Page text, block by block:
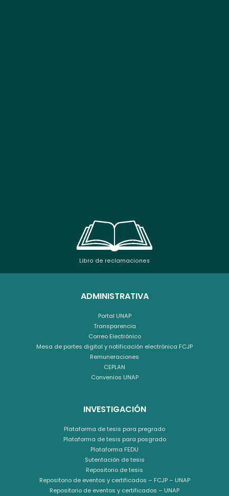
Libro de reclamaciones
ADMINISTRATIVA
Portal UNAP
Transparencia
Correo Electrónico
Mesa de partes digital y notificación electrónica FCJP
Remuneraciones
CEPLAN
Convenios UNAP
INVESTIGACIÓN
Plataforma de tesis para pregrado
Plataforma de tesis para posgrado
Plataforma FEDU
Sutentación de tesis
Repositorio de tesis
Repositorio de eventos y certificados – FCJP – UNAP
Repositorio de eventos y certificados – UNAP